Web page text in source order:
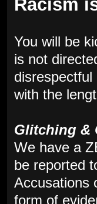
Racism
You will be
is not
with the
Glitching &
We have a
be reported
Accusations
form of